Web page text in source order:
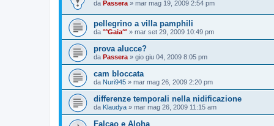
da Passera » mar mag 19, 2009 2:54 pm
pellegrino a villa pamphili
da °°Gaia°° » mar set 29, 2009 10:49 pm
prova alucce?
da Passera » gio giu 04, 2009 8:05 pm
cam bloccata
da Nuri945 » mar mag 26, 2009 2:20 pm
differenze temporali nella nidificazione
da Klaudya » mar mag 26, 2009 11:15 am
Falcao e Aloha